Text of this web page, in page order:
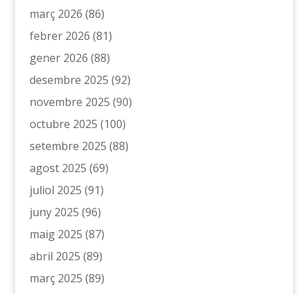
març 2026 (86)
febrer 2026 (81)
gener 2026 (88)
desembre 2025 (92)
novembre 2025 (90)
octubre 2025 (100)
setembre 2025 (88)
agost 2025 (69)
juliol 2025 (91)
juny 2025 (96)
maig 2025 (87)
abril 2025 (89)
març 2025 (89)